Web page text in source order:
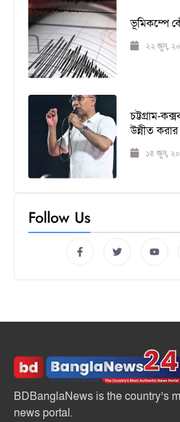
ভূমিকম্পে
২২ জুন,
চট্টগ্রাম-
উন্নীত করার
১৪ জুন,
Follow Us
BDBanglaNews is the country’s
news portal.